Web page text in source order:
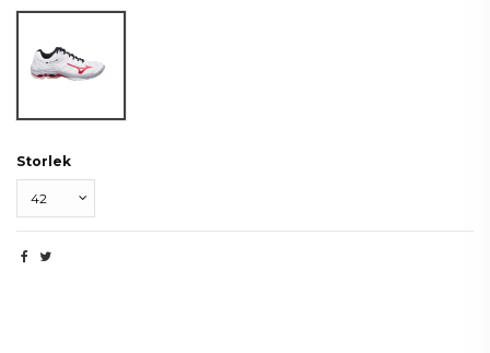
Storlek